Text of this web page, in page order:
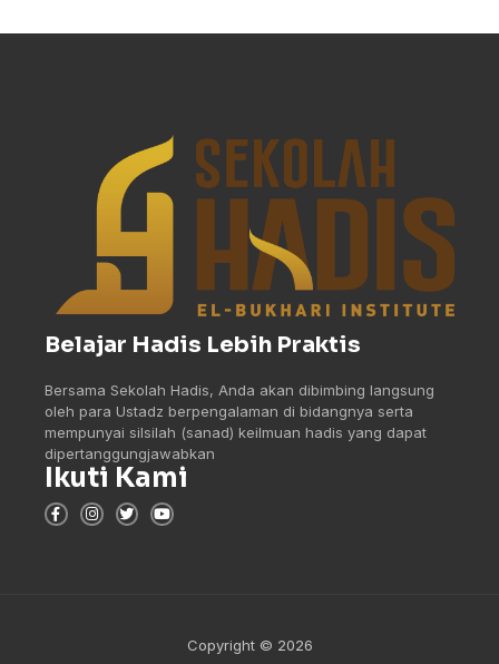
Belajar Hadis Lebih Praktis
Bersama Sekolah Hadis, Anda akan dibimbing langsung
oleh para Ustadz berpengalaman di bidangnya serta
mempunyai silsilah (sanad) keilmuan hadis yang dapat
dipertanggungjawabkan
Ikuti Kami
Copyright © 2026